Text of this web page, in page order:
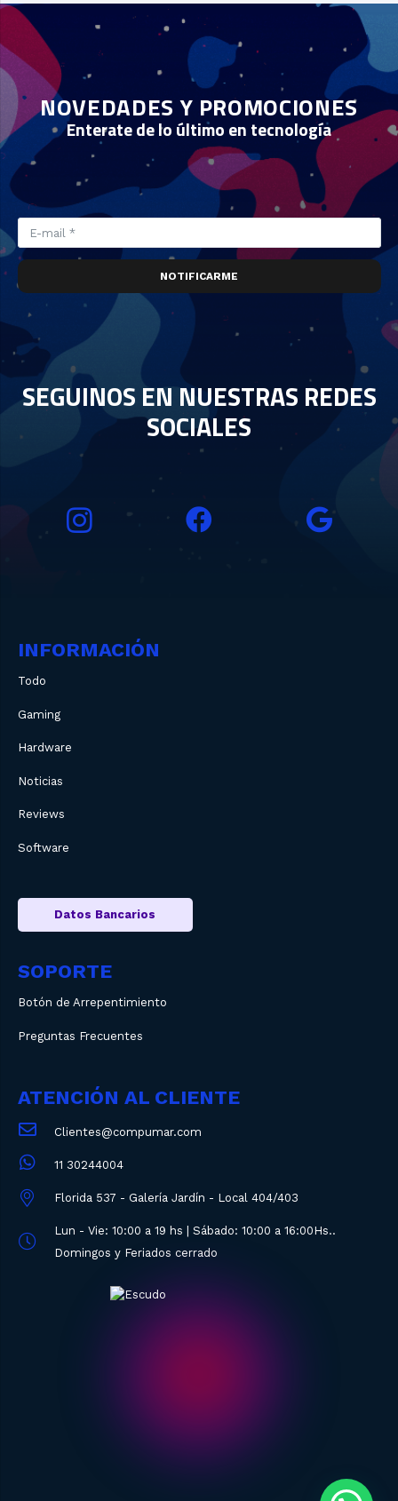
NOVEDADES Y PROMOCIONES
Enterate de lo último en tecnología
NOTIFICARME
SEGUINOS EN NUESTRAS REDES
SOCIALES
INFORMACIÓN
Todo
Gaming
Hardware
Noticias
Reviews
Software
Datos Bancarios
SOPORTE
Botón de Arrepentimiento
Preguntas Frecuentes
ATENCIÓN AL CLIENTE
Clientes@compumar.com
11 30244004
Florida 537 - Galería Jardín - Local 404/403
Lun - Vie: 10:00 a 19 hs | Sábado: 10:00 a 16:00Hs..
Domingos y Feriados cerrado